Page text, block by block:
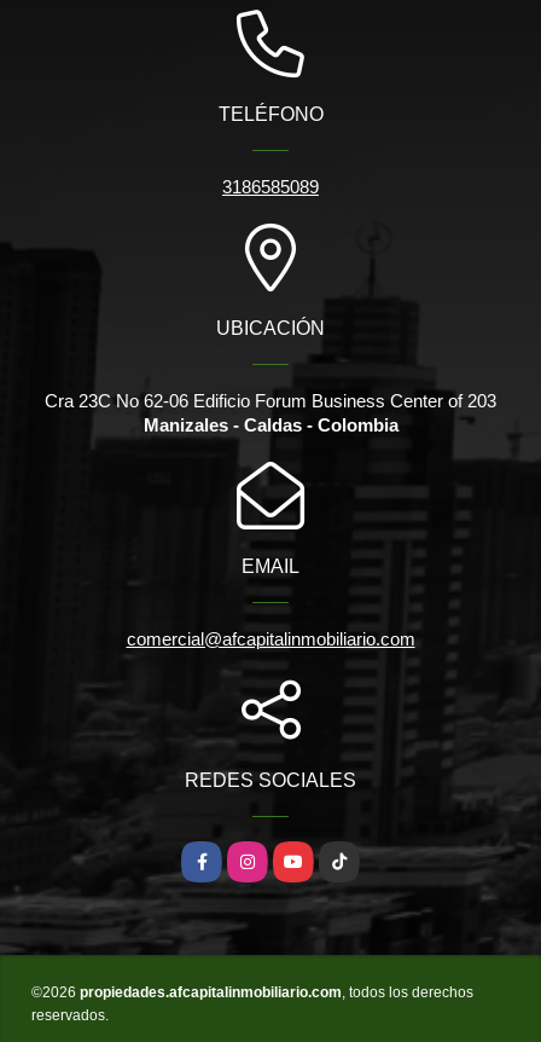
TELÉFONO
3186585089
UBICACIÓN
Cra 23C No 62-06 Edificio Forum Business Center of 203
Manizales - Caldas - Colombia
EMAIL
comercial@afcapitalinmobiliario.com
REDES SOCIALES
FacebookInstagramYouTubeTikTok
©2026 propiedades.afcapitalinmobiliario.com, todos los derechos
reservados.